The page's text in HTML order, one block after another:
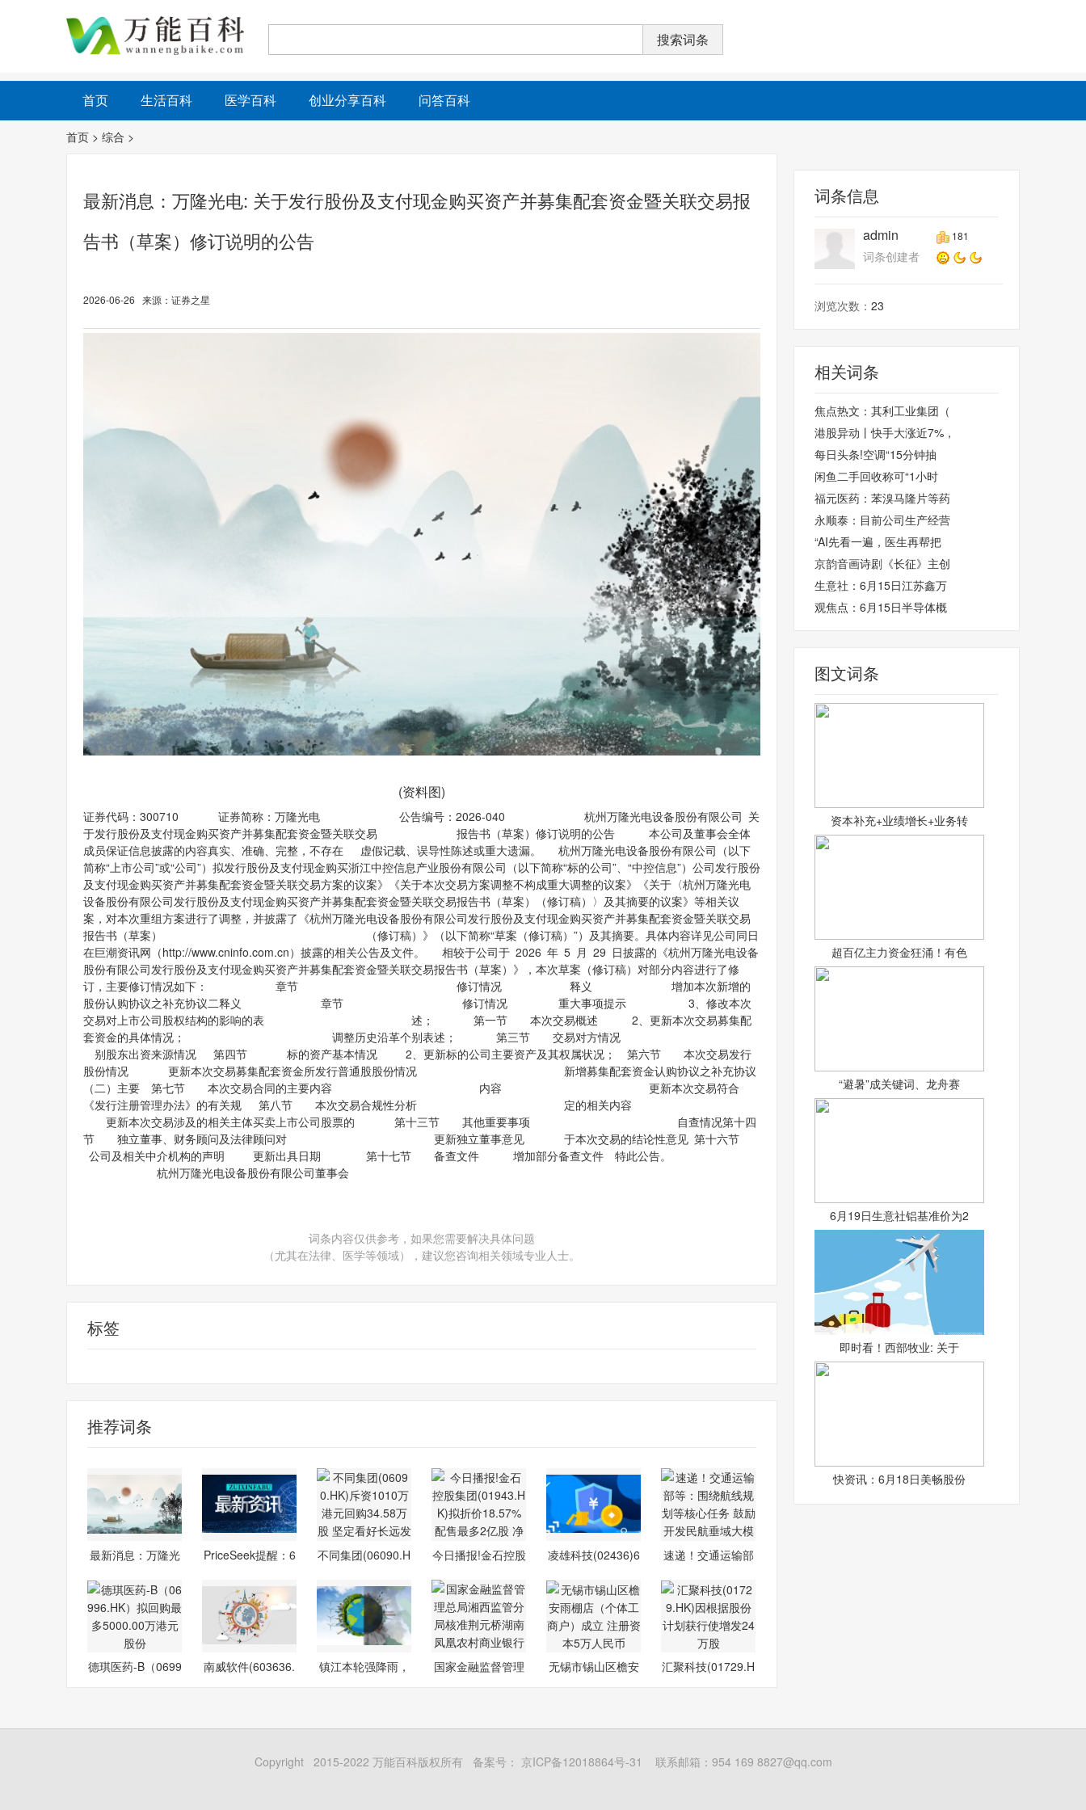
首页 生活百科 医学百科 创业分享百科 问答百科
首页 > 综合 >
最新消息：万隆光电: 关于发行股份及支付现金购买资产并募集配套资金暨关联交易报
告书（草案）修订说明的公告
2026-06-26 来源：证券之星
(资料图)
证券代码：300710 证券简称：万隆光电 公告编号：2026-040 杭州万隆光电设备股份有限公司 关
于发行股份及支付现金购买资产并募集配套资金暨关联交易 报告书（草案）修订说明的公告 本公司及董事会全体
成员保证信息披露的内容真实、准确、完整，不存在 虚假记载、误导性陈述或重大遗漏。 杭州万隆光电设备股份有限公司（以下
简称“上市公司”或“公司”）拟发行股份及支付现金购买浙江中控信息产业股份有限公司（以下简称“标的公司”、“中控信息”）公司发行股份
及支付现金购买资产并募集配套资金暨关联交易方案的议案》《关于本次交易方案调整不构成重大调整的议案》《关于〈杭州万隆光电
设备股份有限公司发行股份及支付现金购买资产并募集配套资金暨关联交易报告书（草案）（修订稿）〉及其摘要的议案》等相关议
案，对本次重组方案进行了调整，并披露了《杭州万隆光电设备股份有限公司发行股份及支付现金购买资产并募集配套资金暨关联交易
报告书（草案） （修订稿）》（以下简称“草案（修订稿）”）及其摘要。具体内容详见公司同日
在巨潮资讯网（http://www.cninfo.com.cn）披露的相关公告及文件。 相较于公司于 2026 年 5 月 29 日披露的《杭州万隆光电设备
股份有限公司发行股份及支付现金购买资产并募集配套资金暨关联交易报告书（草案）》，本次草案（修订稿）对部分内容进行了修
订，主要修订情况如下： 章节 修订情况 释义 增加本次新增的
股份认购协议之补充协议二释义 章节 修订情况 重大事项提示 3、修改本次
交易对上市公司股权结构的影响的表 述； 第一节 本次交易概述 2、更新本次交易募集配
套资金的具体情况； 调整历史沿革个别表述； 第三节 交易对方情况
别股东出资来源情况 第四节 标的资产基本情况 2、更新标的公司主要资产及其权属状况； 第六节 本次交易发行
股份情况 更新本次交易募集配套资金所发行普通股股份情况 新增募集配套资金认购协议之补充协议
（二）主要 第七节 本次交易合同的主要内容 内容 更新本次交易符合
《发行注册管理办法》的有关规 第八节 本次交易合规性分析 定的相关内容
更新本次交易涉及的相关主体买卖上市公司股票的 第十三节 其他重要事项 自查情况第十四
节 独立董事、财务顾问及法律顾问对 更新独立董事意见 于本次交易的结论性意见 第十六节
公司及相关中介机构的声明 更新出具日期 第十七节 备查文件 增加部分备查文件 特此公告。
杭州万隆光电设备股份有限公司董事会
词条内容仅供参考，如果您需要解决具体问题
（尤其在法律、医学等领域），建议您咨询相关领域专业人士。
标签
推荐词条
最新消息：万隆光
PriceSeek提醒：6
不同集团(06090.H
今日播报!金石控股
凌雄科技(02436)6
速递！交通运输部
德琪医药-B（0699
南威软件(603636.
镇江本轮强降雨，
国家金融监督管理
无锡市锡山区檐安
汇聚科技(01729.H
词条信息
admin 181
词条创建者
浏览次数： 23
相关词条
焦点热文：其利工业集团（
港股异动丨快手大涨近7%，
每日头条!空调“15分钟抽
闲鱼二手回收称可“1小时
福元医药：苯溴马隆片等药
永顺泰：目前公司生产经营
“AI先看一遍，医生再帮把
京韵音画诗剧《长征》主创
生意社：6月15日江苏鑫万
观焦点：6月15日半导体概
图文词条
资本补充+业绩增长+业务转
超百亿主力资金狂涌！有色
“避暑”成关键词、龙舟赛
6月19日生意社铝基准价为2
即时看！西部牧业: 关于
快资讯：6月18日美畅股份
Copyright 2015-2022 万能百科版权所有 备案号： 京ICP备12018864号-31 联系邮箱：954 169 8827@qq.com